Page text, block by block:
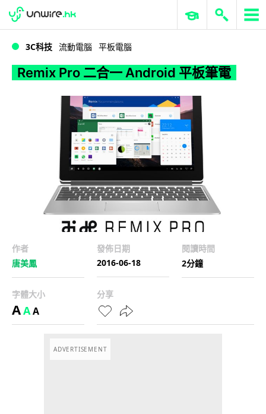
Remix Pro 二合一 Android 平板筆電
WWDC 2026 ERP 與商業 AI
3C科技 流動電腦 平板電腦
Remix Pro 二合一 Android 平板筆電
作者
唐美鳳
發佈日期
2016-06-18
閱讀時間
2分鐘
字體大小
AAA
分享
ADVERTISEMENT